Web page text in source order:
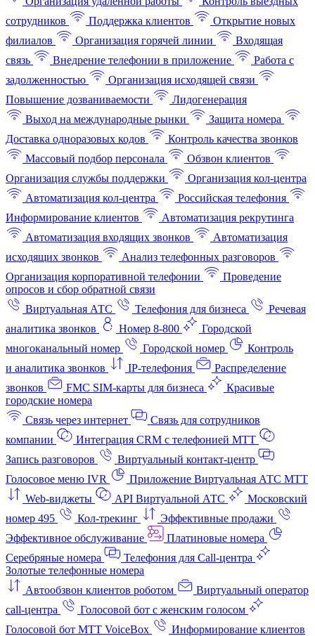
сотрудников
Поддержка клиентов
Открытие новых
филиалов
Организация горячей линии
Входящая
связь
Внедрение телефонии в приложение
Работа с
задолженностью
Организация исходящей связи
Повышение дозваниваемости
Лидогенерация
Выход на международные рынки
Защита номера
Доставка одноразовых кодов
Контроль качества звонков
Массовый подбор персонала
Обзвон клиентов
Организация службы поддержки
Организация кол-центра
Автоматизация кол-центра
Российская телефония
Информирование клиентов
Автоматизация рекрутинга
Автоматизация входящих звонков
Автоматизация
исходящих звонков
Анализ телефонных разговоров
Организация корпоративной телефонии
Проведение
опросов и сбор обратной связи
Виртуальная АТС
Телефония для бизнеса
Речевая
аналитика звонков
Номер 8-800
Городской
многоканальный номер
Городской номер
Контроль
и аналитика звонков
IP-телефония
Распределение
звонков
FMC SIM-карты для бизнеса
Красивые
городские номера
Связь через интернет
Связь для сотрудников
компании
Интеграция CRM с телефонией МТТ
Запись разговоров
Виртуальный контакт‑центр
Голосовое меню IVR
Приложение Виртуальная АТС МТТ
Web-виджеты
API Виртуальной АТС
Московский
номер 495
Кол-трекинг
Эффективные продажи
Эффективное обслуживание
Платиновые номера
Серебряные номера
Телефония для Call-центра
Золотые телефонные номера
Автообзвон клиентов роботом
Виртуальный оператор
call-центра
Голосовой бот с женским голосом
Голосовой бот МТТ VoiceBox
Информирование клиентов